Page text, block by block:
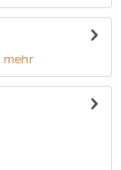
mehr